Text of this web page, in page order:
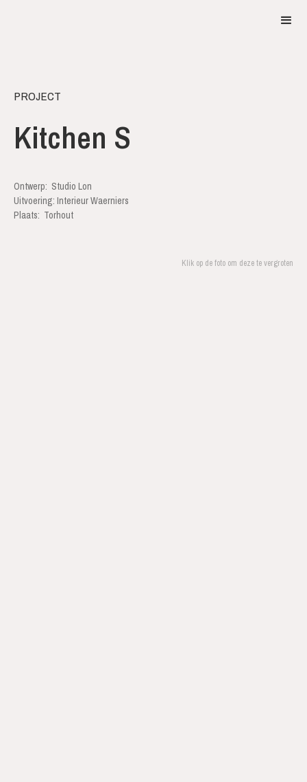
PROJECT
Kitchen S
Ontwerp: Studio Lon
Uitvoering: Interieur Waerniers
Plaats: Torhout
Klik op de foto om deze te vergroten